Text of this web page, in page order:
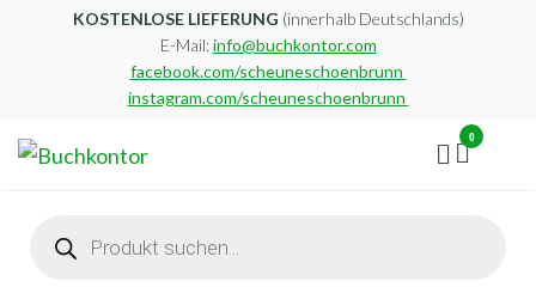
KOSTENLOSE LIEFERUNG (innerhalb Deutschlands)
E-Mail:info@buchkontor.com
facebook.com/scheuneschoenbrunn
instagram.com/scheuneschoenbrunn
0
search